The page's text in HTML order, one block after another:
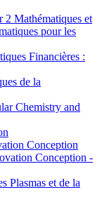
Mathématiques et
pour les
Financières :
de la
Chemistry and
Conception
Conception -
Plasmas et de la